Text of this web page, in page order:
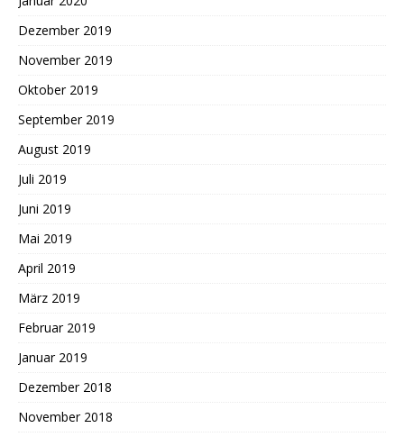
Dezember 2019
November 2019
Oktober 2019
September 2019
August 2019
Juli 2019
Juni 2019
Mai 2019
April 2019
März 2019
Februar 2019
Januar 2019
Dezember 2018
November 2018